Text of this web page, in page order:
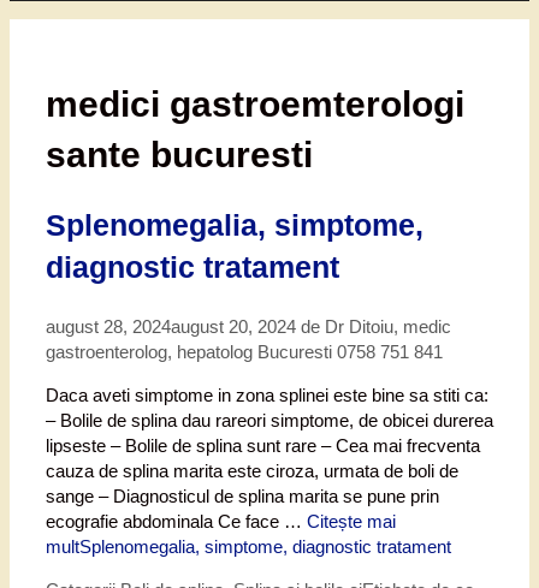
medici gastroemterologi
sante bucuresti
Splenomegalia, simptome,
diagnostic tratament
august 28, 2024august 20, 2024 de Dr Ditoiu, medic
gastroenterolog, hepatolog Bucuresti 0758 751 841
Daca aveti simptome in zona splinei este bine sa stiti ca:
– Bolile de splina dau rareori simptome, de obicei durerea
lipseste – Bolile de splina sunt rare – Cea mai frecventa
cauza de splina marita este ciroza, urmata de boli de
sange – Diagnosticul de splina marita se pune prin
ecografie abdominala Ce face … Citește mai
multSplenomegalia, simptome, diagnostic tratament